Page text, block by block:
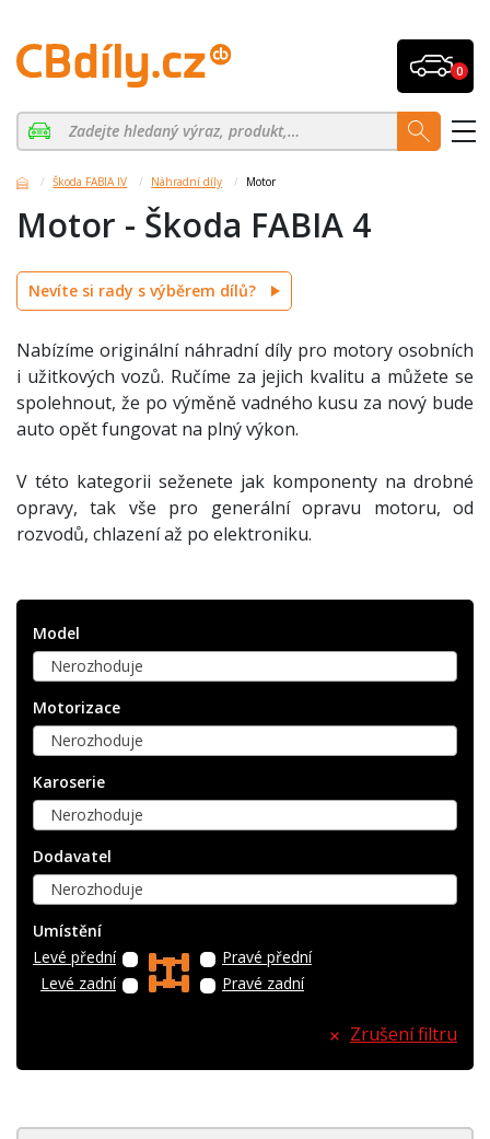
0
Škoda FABIA IV Náhradní díly Motor
Motor - Škoda FABIA 4
Nevíte si rady s výběrem dílů?
Nabízíme originální náhradní díly pro motory osobních
i užitkových vozů. Ručíme za jejich kvalitu a můžete se
spolehnout, že po výměně vadného kusu za nový bude
auto opět fungovat na plný výkon.
V této kategorii seženete jak komponenty na drobné
opravy, tak vše pro generální opravu motoru, od
rozvodů, chlazení až po elektroniku.
Model
Nerozhoduje
Motorizace
Nerozhoduje
Karoserie
Nerozhoduje
Dodavatel
Nerozhoduje
Umístění
Levé přední
Levé zadní
Pravé přední
Pravé zadní
Zrušení filtru